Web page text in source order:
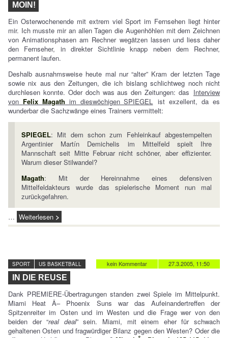
MOIN!
Ein Osterwochenende mit extrem viel Sport im Fernsehen liegt hinter
mir. Ich musste mir an allen Tagen die Augenhöhlen mit dem Zeichnen
von Animationsphasen am Rechner wegätzen lassen und liess daher
den Fernseher, in direkter Sichtlinie knapp neben dem Rechner,
permanent laufen.
Deshalb ausnahmsweise heute mal nur “alter” Kram der letzten Tage
sowie nix aus den Zeitungen, die ich bislang schlichtweg noch nicht
durchlesen konnte. Oder doch was aus den Zeitungen: das Interview
von Felix Magath im dieswöchigen SPIEGEL ist exzellent, da es
wunderbar die Sachzwänge eines Trainers vermittelt:
SPIEGEL: Mit dem schon zum Fehleinkauf abgestempelten
Argentinier Martín Demichelis im Mittelfeld spielt Ihre
Mannschaft seit Mitte Februar nicht schöner, aber effizienter.
Warum dieser Stilwandel?
Magath: Mit der Hereinnahme eines defensiven
Mittelfeldakteurs wurde das spielerische Moment nun mal
zurückgefahren.
… Weiterlesen
27.3.2005, 11:50
kein Kommentar
SPORT US BASKETBALL
IN DIE REUSE
Dank PREMIERE-Übertragungen standen zwei Spiele im Mittelpunkt.
Miami Heat Â– Phoenix Suns war das Aufeinandertreffen der
Spitzenreiter im Osten und im Westen und die Frage wer von den
beiden der “real deal” sein. Miami, mit einem eher für schwach
gehaltenen Osten und fragwürdiger Bilanz gegen den Westen? Oder die